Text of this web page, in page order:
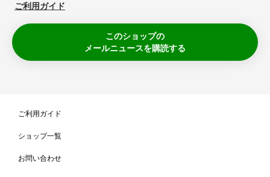
ご利用ガイド
このショップの
メールニュースを購読する
ご利用ガイド
ショップ一覧
お問い合わせ